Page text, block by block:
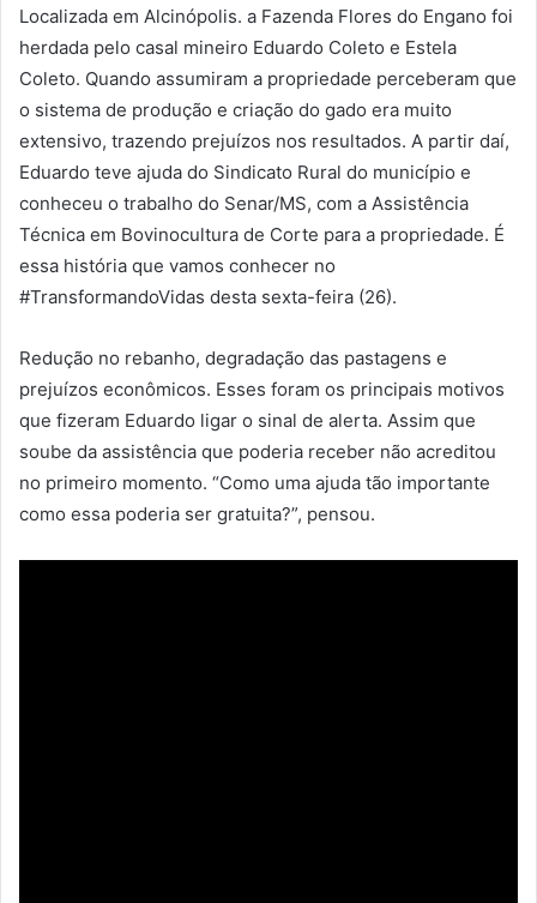
Localizada em Alcinópolis. a Fazenda Flores do Engano foi
herdada pelo casal mineiro Eduardo Coleto e Estela
Coleto. Quando assumiram a propriedade perceberam que
o sistema de produção e criação do gado era muito
extensivo, trazendo prejuízos nos resultados. A partir daí,
Eduardo teve ajuda do Sindicato Rural do município e
conheceu o trabalho do Senar/MS, com a Assistência
Técnica em Bovinocultura de Corte para a propriedade. É
essa história que vamos conhecer no
#TransformandoVidas desta sexta-feira (26).
Redução no rebanho, degradação das pastagens e
prejuízos econômicos. Esses foram os principais motivos
que fizeram Eduardo ligar o sinal de alerta. Assim que
soube da assistência que poderia receber não acreditou
no primeiro momento. “Como uma ajuda tão importante
como essa poderia ser gratuita?”, pensou.